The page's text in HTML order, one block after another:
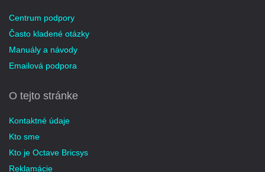
Centrum podpory
Často kladené otázky
Manuály a návody
Emailová podpora
O tejto stránke
Kontaktné údaje
Kto sme
Kto je Octave Bricsys
Reklamácie